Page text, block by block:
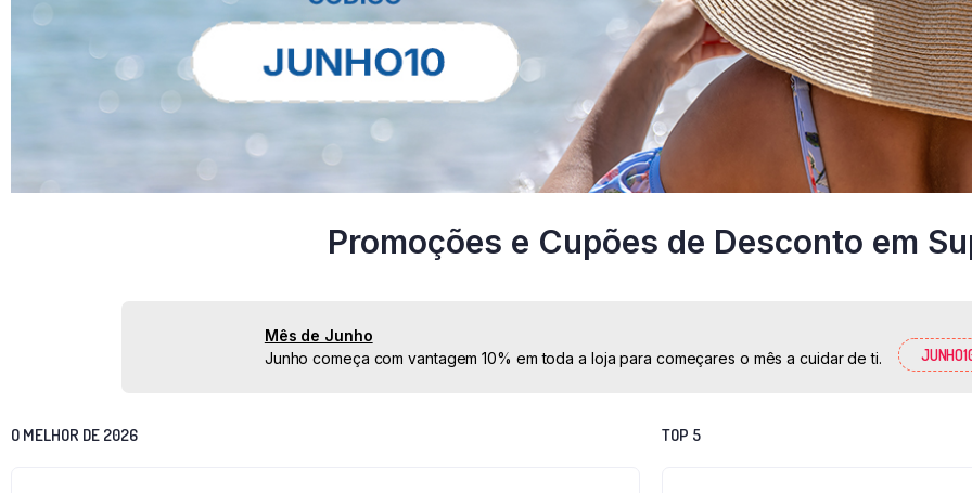
Promoções e Cupões de Desconto em
Mês de Junho
Junho começa com vantagem 10% em toda a loja para começares o mês a cuidar de ti.
O MELHOR DE 2026 TOP 5